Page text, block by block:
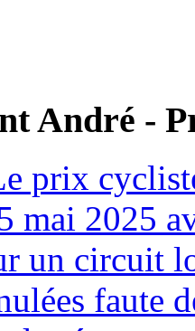
André -
prix
mai 2025
un circuit
faute